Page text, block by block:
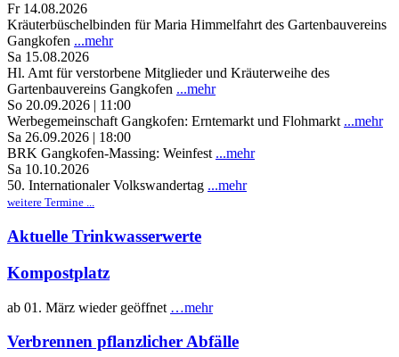
Fr 14.08.2026
Kräuterbüschelbinden für Maria Himmelfahrt des Gartenbauvereins
Gangkofen ...mehr
Sa 15.08.2026
Hl. Amt für verstorbene Mitglieder und Kräuterweihe des
Gartenbauvereins Gangkofen ...mehr
So 20.09.2026 | 11:00
Werbegemeinschaft Gangkofen: Erntemarkt und Flohmarkt ...mehr
Sa 26.09.2026 | 18:00
BRK Gangkofen-Massing: Weinfest ...mehr
Sa 10.10.2026
50. Internationaler Volkswandertag ...mehr
weitere Termine ...
Aktuelle Trinkwasserwerte
Kompostplatz
ab 01. März wieder geöffnet …mehr
Verbrennen pflanzlicher Abfälle